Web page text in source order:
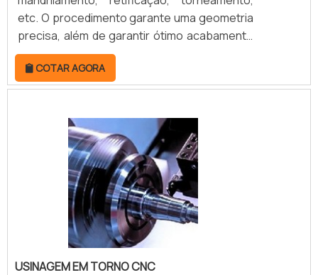
pagamento!.
etc. O procedimento garante uma geometria
precisa, além de garantir ótimo acabamento
superficial, fatores que chamam a atenção
de empreendedores industriais.Todo o
serviço de brunimento é feito em brunidores
diamantados, por isso é caracterizado como
uma etapa abrasiva. O procedimento é
bastante versátil, podendo ser realizado em
vários tipos de superfí.
COTAR AGORA
USINAGEM EM TORNO CNC